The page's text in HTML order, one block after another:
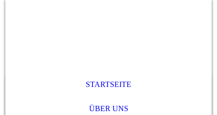
STARTSEITE
ÜBER UNS